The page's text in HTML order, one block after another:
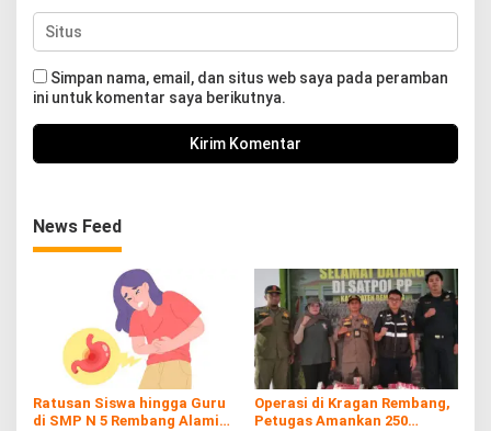
Simpan nama, email, dan situs web saya pada peramban
ini untuk komentar saya berikutnya.
News Feed
Ratusan Siswa hingga Guru
di SMP N 5 Rembang Alami
Operasi di Kragan Rembang,
Petugas Amankan 250